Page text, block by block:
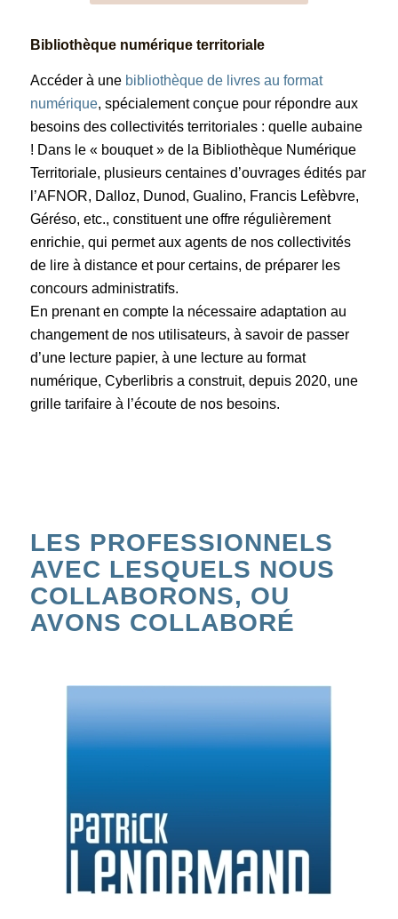
Bibliothèque numérique territoriale
Accéder à une bibliothèque de livres au format
numérique, spécialement conçue pour répondre aux
besoins des collectivités territoriales : quelle aubaine
! Dans le « bouquet » de la Bibliothèque Numérique
Territoriale, plusieurs centaines d’ouvrages édités par
l’AFNOR, Dalloz, Dunod, Gualino, Francis Lefèbvre,
Géréso, etc., constituent une offre régulièrement
enrichie, qui permet aux agents de nos collectivités
de lire à distance et pour certains, de préparer les
concours administratifs.
En prenant en compte la nécessaire adaptation au
changement de nos utilisateurs, à savoir de passer
d’une lecture papier, à une lecture au format
numérique, Cyberlibris a construit, depuis 2020, une
grille tarifaire à l’écoute de nos besoins.
LES PROFESSIONNELS
AVEC LESQUELS NOUS
COLLABORONS, OU
AVONS COLLABORÉ